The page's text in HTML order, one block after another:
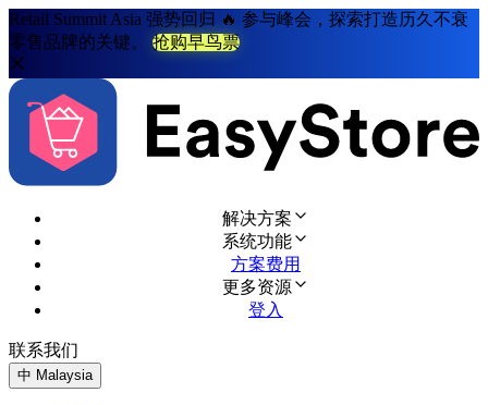
Retail Summit Asia 强势回归 🔥 参与峰会，探索打造历久不衰
零售品牌的关键。
抢购早鸟票
解决方案
系统功能
方案费用
更多资源
登入
联系我们
中 Malaysia